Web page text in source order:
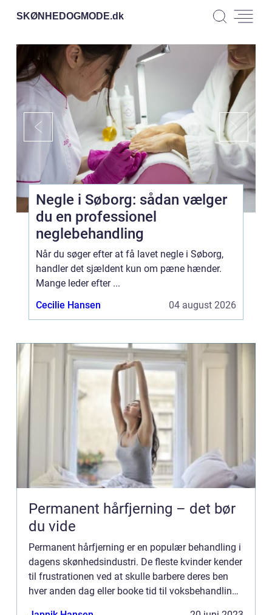
SKØNHEDOGMODE.dk
Negle i Søborg: sådan vælger
du en professionel
neglebehandling
Når du søger efter at få lavet negle i Søborg,
handler det sjældent kun om pæne hænder.
Mange leder efter ...
Cecilie Hansen
04 august 2026
Permanent hårfjerning – det bør
du vide
Permanent hårfjerning er en populær behandling i
dagens skønhedsindustri. De fleste kvinder kender
til frustrationen ved at skulle barbere deres ben
hver anden dag eller booke tid til voksbehandling